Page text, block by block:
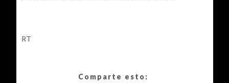
RT
Comparte esto: